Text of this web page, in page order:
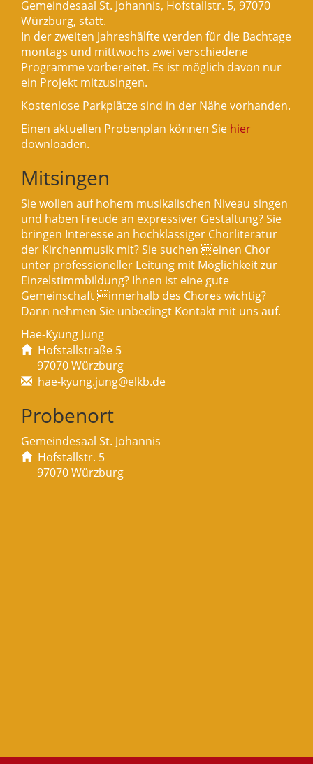
Gemeindesaal St. Johannis, Hofstallstr. 5, 97070
Würzburg, statt.
In der zweiten Jahreshälfte werden für die Bachtage
montags und mittwochs zwei verschiedene
Programme vorbereitet. Es ist möglich davon nur
ein Projekt mitzusingen.
Kostenlose Parkplätze sind in der Nähe vorhanden.
Einen aktuellen Probenplan können Sie hier
downloaden.
Mitsingen
Sie wollen auf hohem musikalischen Niveau singen
und haben Freude an expressiver Gestaltung? Sie
bringen Interesse an hochklassiger Chorliteratur
der Kirchenmusik mit? Sie suchen einen Chor
unter professioneller Leitung mit Möglichkeit zur
Einzelstimmbildung? Ihnen ist eine gute
Gemeinschaft innerhalb des Chores wichtig?
Dann nehmen Sie unbedingt Kontakt mit uns auf.
Hae-Kyung Jung
Hofstallstraße 5
97070 Würzburg
hae-kyung.jung@elkb.de
Probenort
Gemeindesaal St. Johannis
Hofstallstr. 5
97070 Würzburg